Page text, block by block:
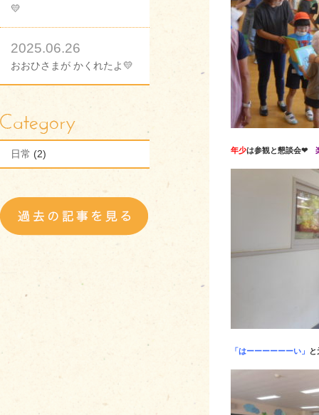
💛
2025.06.26
おおひさまが かくれたよ💛
日常 (2) 年少は参観と懇談会❤
「はーーーーーーい」